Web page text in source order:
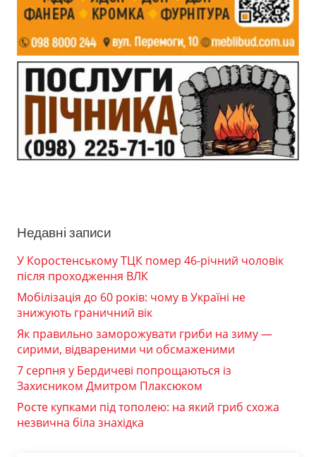
Недавні записи
У Коростенському ТЦК помер 46-річний чоловік
після проходження ВЛК
Мобілізація до 60 років: чому в Україні не
знижують граничний вік
Як правильно заморожувати гриби на зиму —
сирими, відвареними чи обсмаженими
7 серпня у Бердичеві попрощаються із
Захисником Дмитром Плаксюком
Росте купками під тополею: на який гриб схожа
незвична біла знахідка